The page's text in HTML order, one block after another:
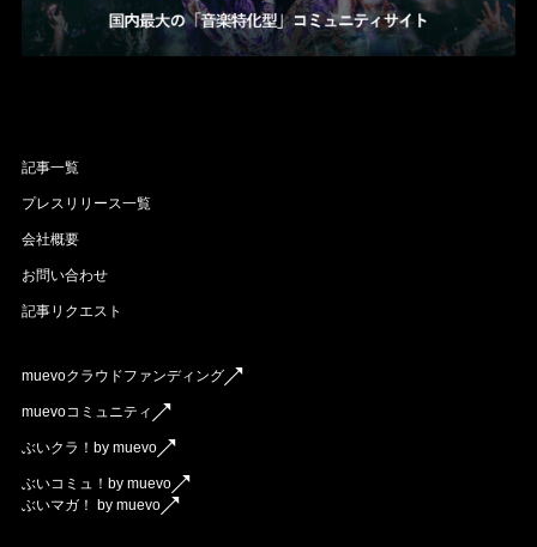
記事一覧
プレスリリース一覧
会社概要
お問い合わせ
記事リクエスト
muevoクラウドファンディング
muevoコミュニティ
ぶいクラ！by muevo
ぶいコミュ！by muevo
ぶいマガ！ by muevo